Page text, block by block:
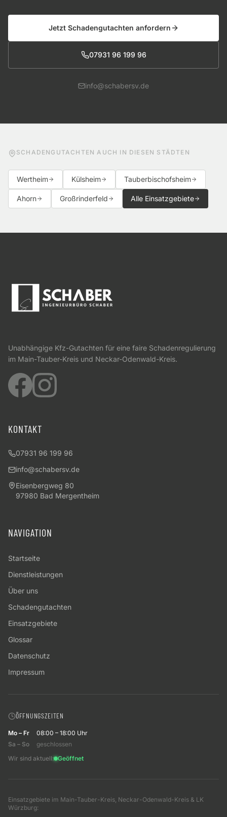
Jetzt Schadengutachten anfordern
07931 96 199 96
info@schabersv.de
SCHADENGUTACHTEN AUCH IN DIESEN STÄDTEN
Wertheim Külsheim Tauberbischofsheim
Ahorn Großrinderfeld Alle Einsatzgebiete
Unabhängige Kfz-Gutachten für eine faire Schadenregulierung
im Main-Tauber-Kreis und Neckar-Odenwald-Kreis.
KONTAKT
07931 96 199 96
info@schabersv.de
Eisenbergweg 80
97980 Bad Mergentheim
NAVIGATION
Startseite
Dienstleistungen
Über uns
Schadengutachten
Einsatzgebiete
Glossar
Datenschutz
Impressum
ÖFFNUNGSZEITEN
Mo – Fr
08:00 – 18:00 Uhr
Sa – So
geschlossen
Wir sind aktuell: Geöffnet
Einsatzgebiete im Main-Tauber-Kreis, Neckar-Odenwald-Kreis & LK
Würzburg: